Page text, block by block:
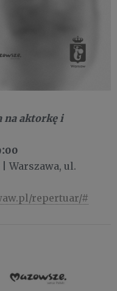
na aktorkę i
| Warszawa, ul.
repertuar/#